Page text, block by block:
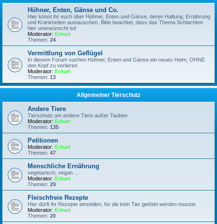
Hühner, Enten, Gänse und Co.
Hier könnt ihr euch über Hühner, Enten und Gänse, deren Haltung, Ernährung
und Krankheiten austauschen. Bitte beachtet, dass das Thema Schlachten
hier unerwünscht ist!
Moderator: Eckart
Themen: 24
Vermittlung von Geflügel
In diesem Forum suchen Hühner, Enten und Gänse ein neues Heim, OHNE
den Kopf zu verlieren
Moderator: Eckart
Themen: 13
Allgemeiner Tierschutz
Andere Tiere
Tierschutz um andere Tiere außer Tauben
Moderator: Eckart
Themen: 135
Petitionen
Moderator: Eckart
Themen: 47
Menschliche Ernährung
vegetarisch, vegan ...
Moderator: Eckart
Themen: 29
Fleischfreie Rezepte
Hier dürft ihr Rezepte einstellen, für die kein Tier getötet werden musste
Moderator: Eckart
Themen: 20